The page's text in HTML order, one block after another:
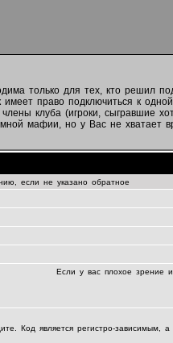
только для тех, кто решил
имеет право подключиться к
клуба (игроки, сыгравшие
мафии, но у Вас не хватает
если не указано обратное
Если у вас плохое зрение
Код является регистро-зависимым, а